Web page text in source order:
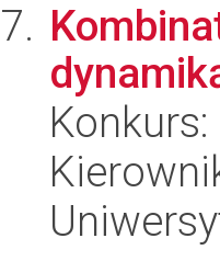
Konkurs: